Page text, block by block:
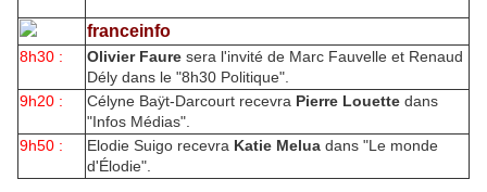
franceinfo
8h30 : Olivier Faure sera l'invité de Marc Fauvelle et Renaud
Dély dans le "8h30 Politique".
9h20 :
Célyne Baÿt-Darcourt recevra Pierre Louette dans
"Infos Médias".
9h50 :
Elodie Suigo recevra Katie Melua dans "Le monde
d'Élodie".